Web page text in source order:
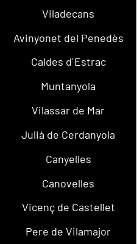
Viladecans
Avinyonet del Penedès
Caldes d´Estrac
Muntanyola
Vilassar de Mar
Julià de Cerdanyola
Canyelles
Canovelles
Vicenç de Castellet
Pere de Vilamajor